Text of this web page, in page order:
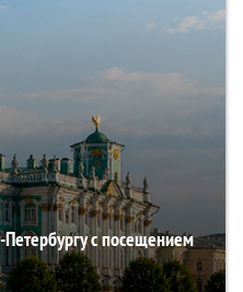
Петербургу с посещением